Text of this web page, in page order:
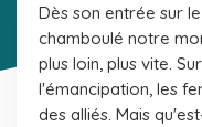
Dès son entrée sur
chamboulé notre
plus loin, plus vite.
l'émancipation, les
des alliés. Mais